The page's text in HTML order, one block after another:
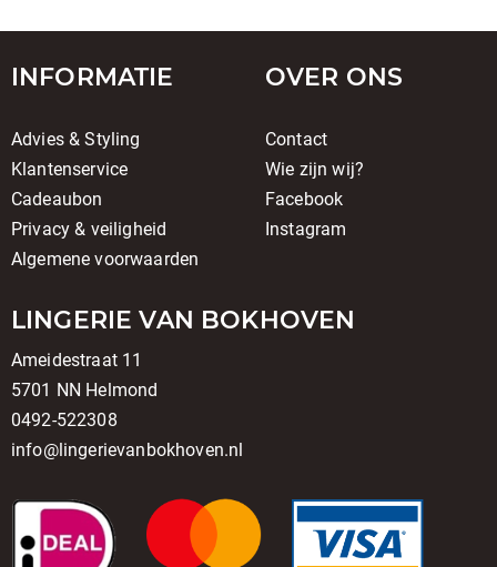
INFORMATIE
Advies & Styling
Klantenservice
Cadeaubon
Privacy & veiligheid
Algemene voorwaarden
OVER ONS
Contact
Wie zijn wij?
Facebook
Instagram
LINGERIE VAN BOKHOVEN
Ameidestraat 11
5701 NN Helmond
0492-522308
info@lingerievanbokhoven.nl